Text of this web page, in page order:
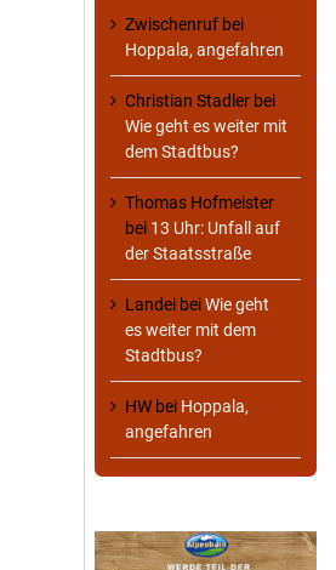
Zwischenruf bei
Hoppala, angefahren
Christian Stadler bei
Wie geht es weiter mit
dem Stadtbus?
Thomas Hofmeister
bei 13 Uhr: Unfall auf
der Staatsstraße
Landei beiWie geht
es weiter mit dem
Stadtbus?
HW bei Hoppala,
angefahren